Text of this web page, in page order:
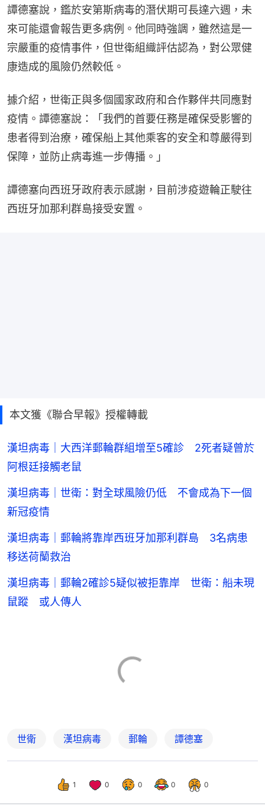
譚德塞說，鑑於安第斯病毒的潛伏期可長達六週，未
來可能還會報告更多病例。他同時強調，雖然這是一
宗嚴重的疫情事件，但世衛組織評估認為，對公眾健
康造成的風險仍然較低。
據介紹，世衛正與多個國家政府和合作夥伴共同應對
疫情。譚德塞說：「我們的首要任務是確保受影響的
患者得到治療，確保船上其他乘客的安全和尊嚴得到
保障，並防止病毒進一步傳播。」
譚德塞向西班牙政府表示感謝，目前涉疫遊輪正駛往
西班牙加那利群島接受安置。
本文獲《聯合早報》授權轉載
漢坦病毒｜大西洋郵輪群組增至5確診 2死者疑曾於
阿根廷接觸老鼠
漢坦病毒｜世衛：對全球風險仍低 不會成為下一個
新冠疫情
漢坦病毒｜郵輪將靠岸西班牙加那利群島 3名病患
移送荷蘭救治
漢坦病毒｜郵輪2確診5疑似被拒靠岸 世衛：船未現
鼠蹤 或人傳人
世衛 漢坦病毒 郵輪 譚德塞
1 0 0 0 0